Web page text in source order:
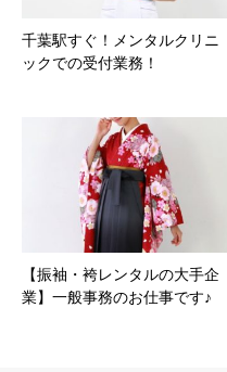
千葉駅すぐ！メンタルクリニ
ックでの受付業務！
【振袖・袴レンタルの大手企
業】一般事務のお仕事です♪